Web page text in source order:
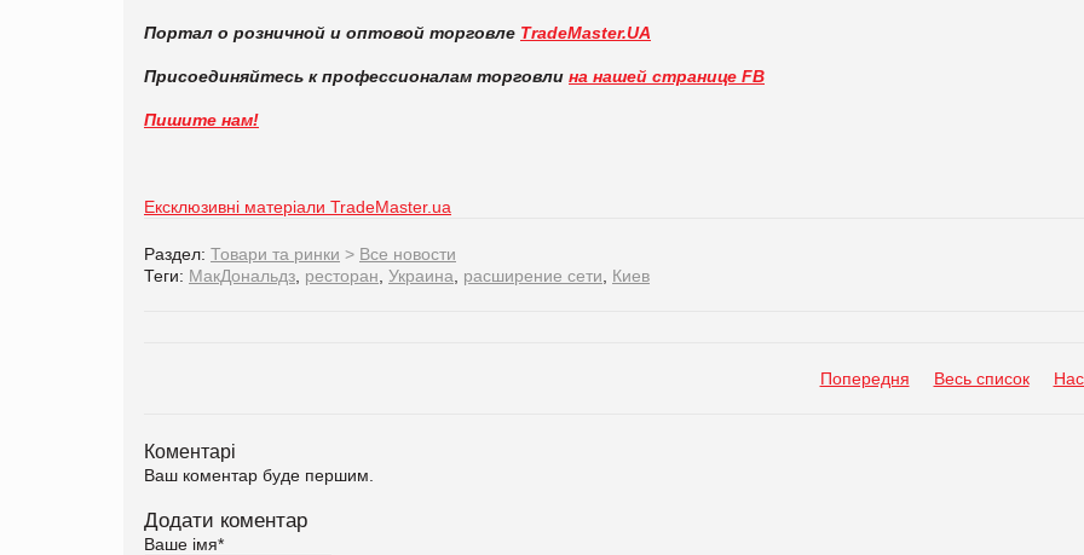
Портал о розничной и оптовой торговле TradeMaster.UA
Присоединяйтесь к профессионалам торговли на нашей странице FB
Пишите нам!
Ексклюзивні матеріали TradeMaster.ua
Раздел: Товари та ринки > Все новости
Теги: МакДональдз ресторан Украина расширение сети Киев
Попередня Весь список
Коментарі
Ваш коментар буде першим.
Додати коментар
Ваше імя*